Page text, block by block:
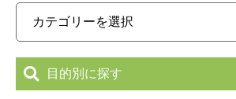
目的別に探す